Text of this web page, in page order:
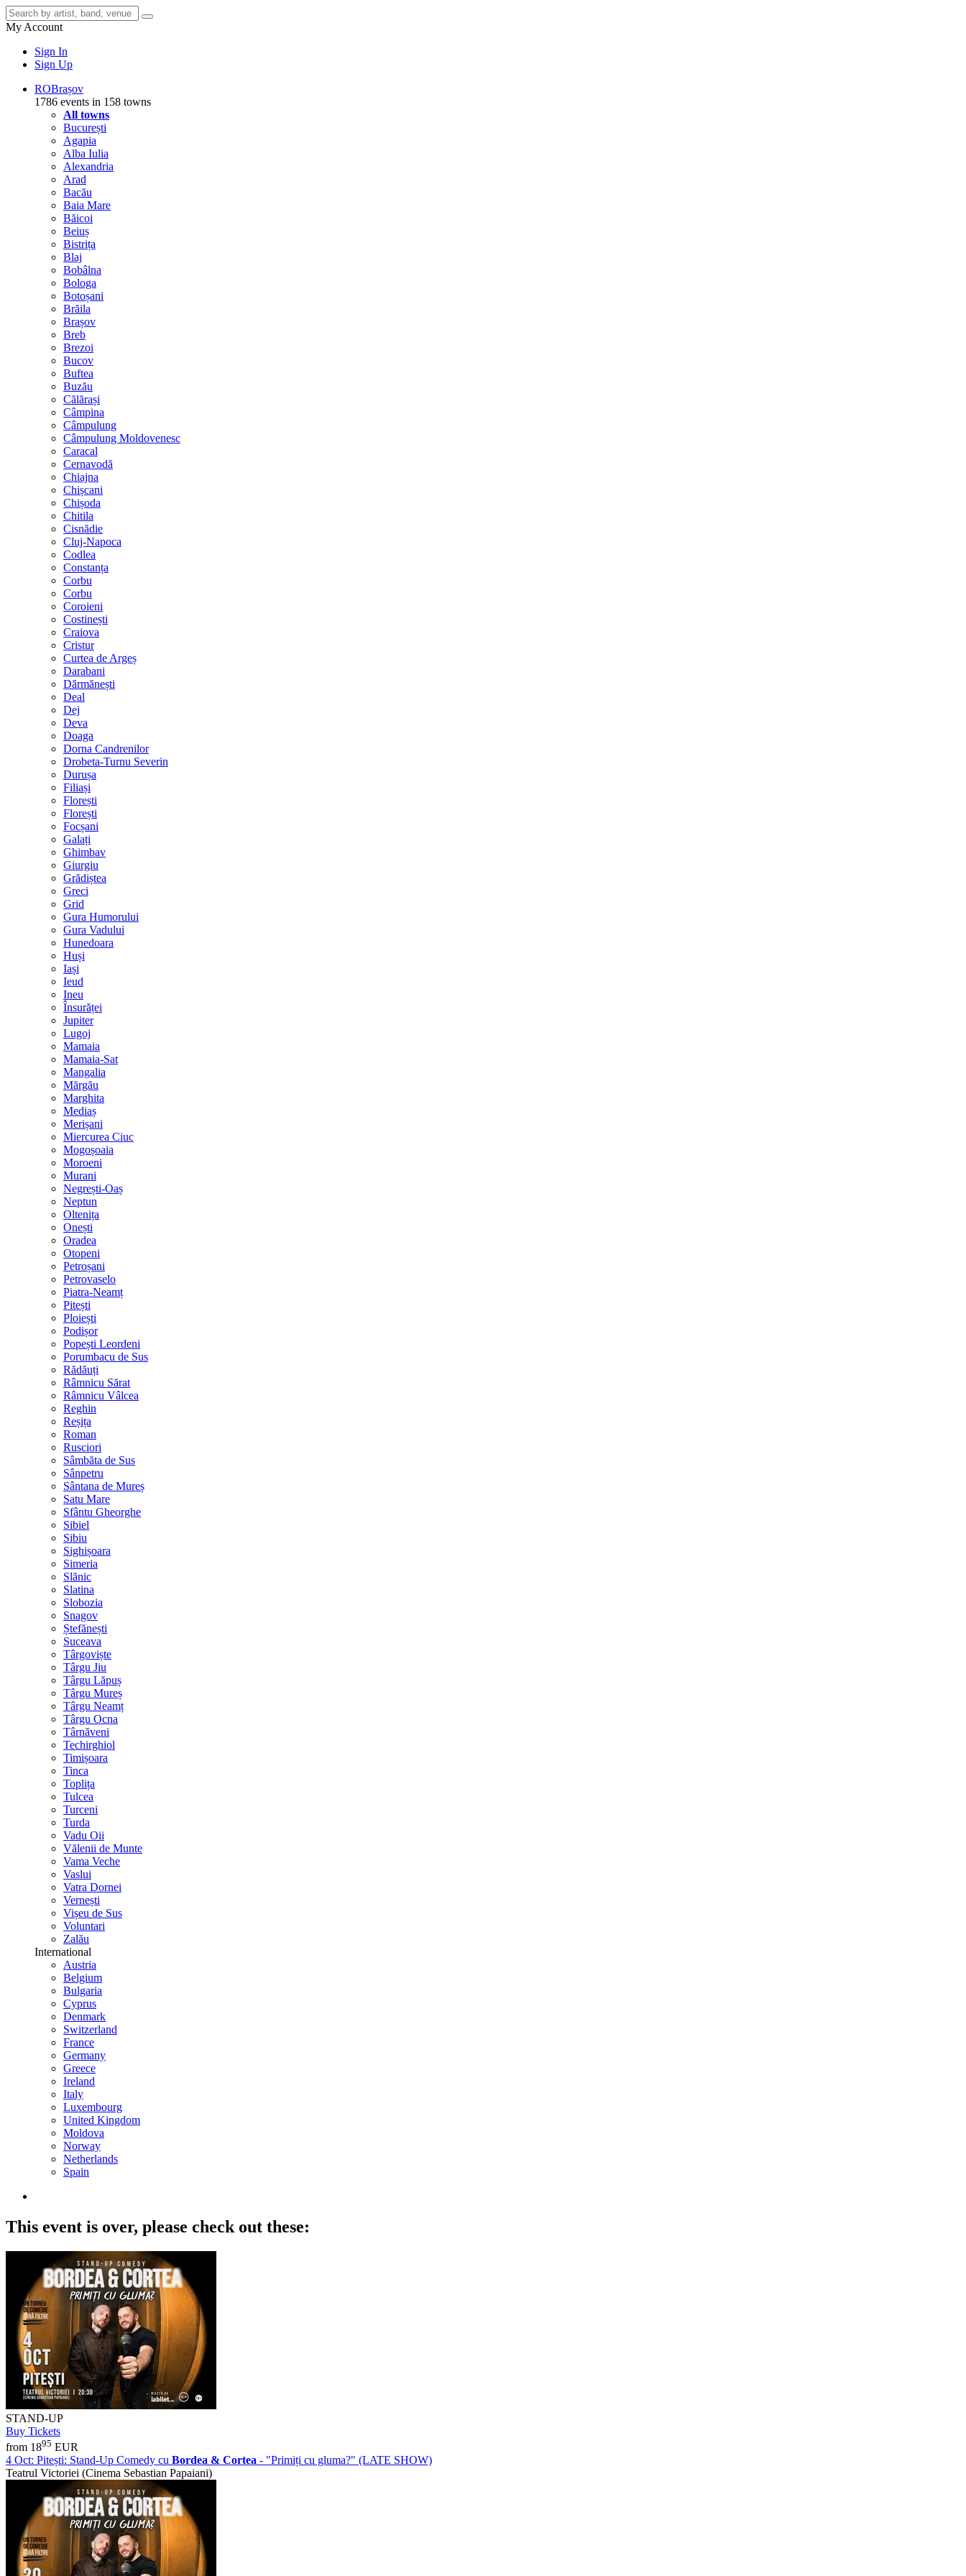
My Account
Sign In
Sign Up
ROBrașov
1786 events in 158 towns
All towns
București
Agapia
Alba Iulia
Alexandria
Arad
Bacău
Baia Mare
Băicoi
Beiuș
Bistrița
Blaj
Bobâlna
Bologa
Botoșani
Brăila
Brașov
Breb
Brezoi
Bucov
Buftea
Buzău
Călărași
Câmpina
Câmpulung
Câmpulung Moldovenesc
Caracal
Cernavodă
Chiajna
Chișcani
Chișoda
Chitila
Cisnădie
Cluj-Napoca
Codlea
Constanța
Corbu
Corbu
Coroieni
Costinești
Craiova
Cristur
Curtea de Argeș
Darabani
Dărmănești
Deal
Dej
Deva
Doaga
Dorna Candrenilor
Drobeta-Turnu Severin
Durușa
Filiași
Florești
Florești
Focșani
Galați
Ghimbav
Giurgiu
Grădiștea
Greci
Grid
Gura Humorului
Gura Vadului
Hunedoara
Huși
Iași
Ieud
Ineu
Însurăței
Jupiter
Lugoj
Mamaia
Mamaia-Sat
Mangalia
Mărgău
Marghita
Mediaș
Merișani
Miercurea Ciuc
Mogoșoaia
Moroeni
Murani
Negrești-Oaș
Neptun
Oltenița
Onești
Oradea
Otopeni
Petroșani
Petrovaselo
Piatra-Neamț
Pitești
Ploiești
Podișor
Popești Leordeni
Porumbacu de Sus
Rădăuți
Râmnicu Sărat
Râmnicu Vâlcea
Reghin
Reșița
Roman
Rusciori
Sâmbăta de Sus
Sânpetru
Sântana de Mureș
Satu Mare
Sfântu Gheorghe
Sibiel
Sibiu
Sighișoara
Simeria
Slănic
Slatina
Slobozia
Snagov
Ștefănești
Suceava
Târgoviște
Târgu Jiu
Târgu Lăpuș
Târgu Mureș
Târgu Neamț
Târgu Ocna
Târnăveni
Techirghiol
Timișoara
Tinca
Toplița
Tulcea
Turceni
Turda
Vadu Oii
Vălenii de Munte
Vama Veche
Vaslui
Vatra Dornei
Vernești
Vișeu de Sus
Voluntari
Zalău
International
Austria
Belgium
Bulgaria
Cyprus
Denmark
Switzerland
France
Germany
Greece
Ireland
Italy
Luxembourg
United Kingdom
Moldova
Norway
Netherlands
Spain
This event is over, please check out these:
STAND-UP
Buy Tickets
from 1895 EUR
4 Oct: Pitești: Stand-Up Comedy cu Bordea & Cortea - "Primiți cu gluma?" (LATE SHOW)
Teatrul Victoriei (Cinema Sebastian Papaiani)